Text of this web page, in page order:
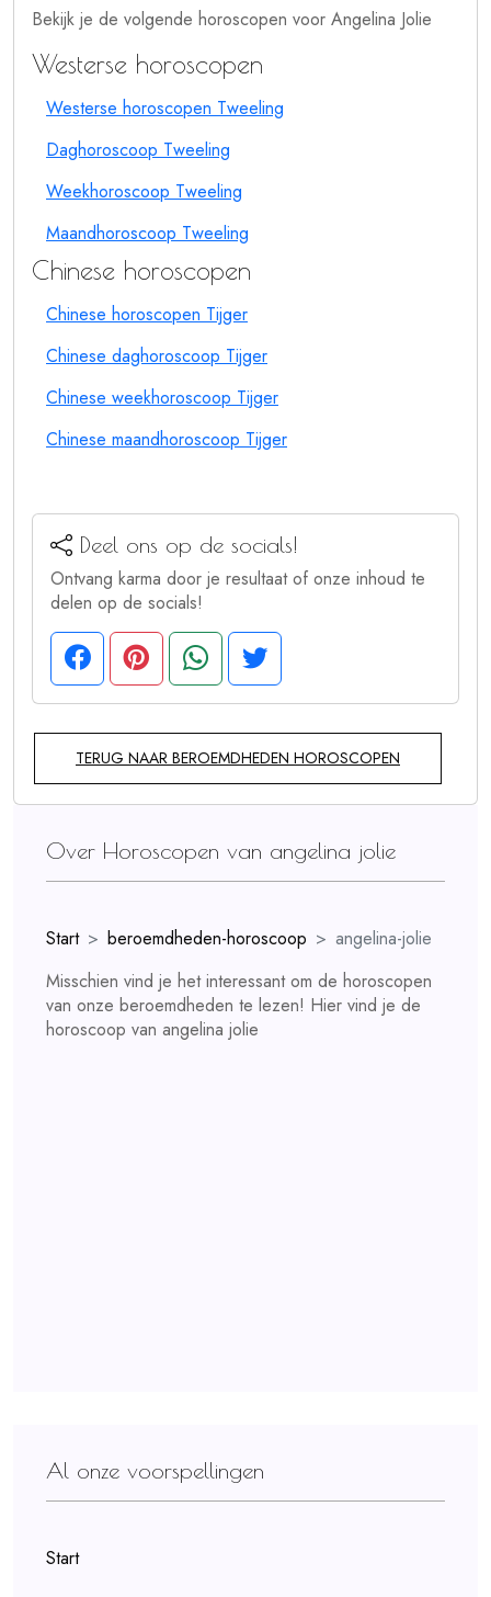
Bekijk je de volgende horoscopen voor Angelina Jolie
Westerse horoscopen
Westerse horoscopen Tweeling
Daghoroscoop Tweeling
Weekhoroscoop Tweeling
Maandhoroscoop Tweeling
Chinese horoscopen
Chinese horoscopen Tijger
Chinese daghoroscoop Tijger
Chinese weekhoroscoop Tijger
Chinese maandhoroscoop Tijger
Deel ons op de socials!
Ontvang karma door je resultaat of onze inhoud te
delen op de socials!
TERUG NAAR BEROEMDHEDEN HOROSCOPEN
Over Horoscopen van angelina jolie
Start beroemdheden-horoscoop
angelina-jolie
Misschien vind je het interessant om de horoscopen
van onze beroemdheden te lezen! Hier vind je de
horoscoop van angelina jolie
Al onze voorspellingen
Start